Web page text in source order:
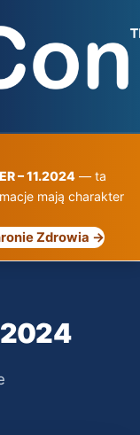
– 11.2024 — ta
mają charakter
Zdrowia →